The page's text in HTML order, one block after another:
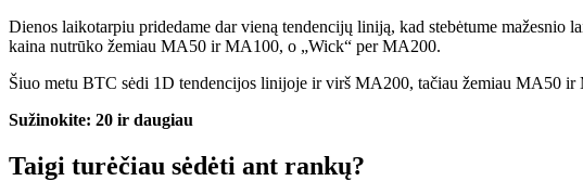
Dienos laikotarpiu pridedame dar vieną tendencijų liniją, kad stebėtume mažesnio
kaina nutrūko žemiau MA50 ir MA100, o „Wick“ per MA200.
Šiuo metu BTC sėdi 1D tendencijos linijoje ir virš MA200, tačiau žemiau MA50 ir
Sužinokite: 20 ir daugiau
Taigi turėčiau sėdėti ant rankų?